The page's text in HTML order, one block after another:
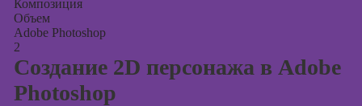
Композиция
Объем
Adobe Photoshop
2
Создание 2D персонажа в Adobe
Photoshop